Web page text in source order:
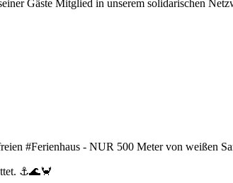
Gäste Mitglied in unserem solidarischen
#Ferienhaus - NUR 500 Meter von weißen
⚓🌊🦀